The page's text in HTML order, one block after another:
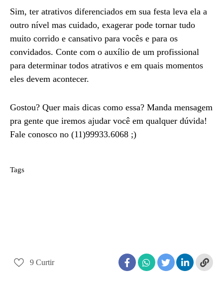
Sim, ter atrativos diferenciados em sua festa leva ela a
outro nível mas cuidado, exagerar pode tornar tudo
muito corrido e cansativo para vocês e para os
convidados. Conte com o auxílio de um profissional
para determinar todos atrativos e em quais momentos
eles devem acontecer.
Gostou? Quer mais dicas como essa? Manda mensagem
pra gente que iremos ajudar você em qualquer dúvida!
Fale conosco no (11)99933.6068 ;)
Tags
9 Curtir